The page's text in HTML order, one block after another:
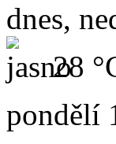
dnes,
28
pondělí